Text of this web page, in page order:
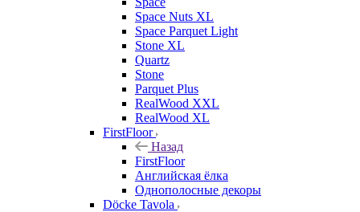
Space Nuts XL
Space Parquet Light
Stone XL
Quartz
Stone
Parquet Plus
RealWood XXL
RealWood XL
FirstFloor
Назад
FirstFloor
Английская ёлка
Однополосные декоры
Döcke Tavola